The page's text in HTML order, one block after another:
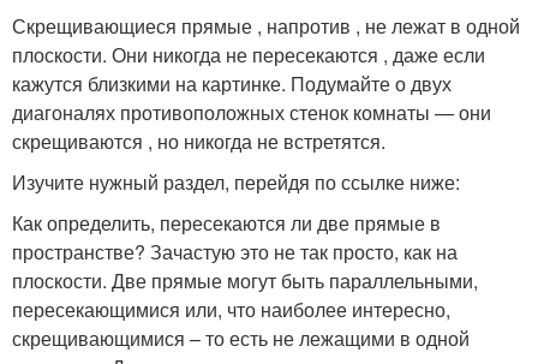
Скрещивающиеся прямые , напротив , не лежат в одной
плоскости. Они никогда не пересекаются , даже если
кажутся близкими на картинке. Подумайте о двух
диагоналях противоположных стенок комнаты — они
скрещиваются , но никогда не встретятся.
Изучите нужный раздел, перейдя по ссылке ниже:
Как определить, пересекаются ли две прямые в
пространстве? Зачастую это не так просто, как на
плоскости. Две прямые могут быть параллельными,
пересекающимися или, что наиболее интересно,
скрещивающимися – то есть не лежащими в одной